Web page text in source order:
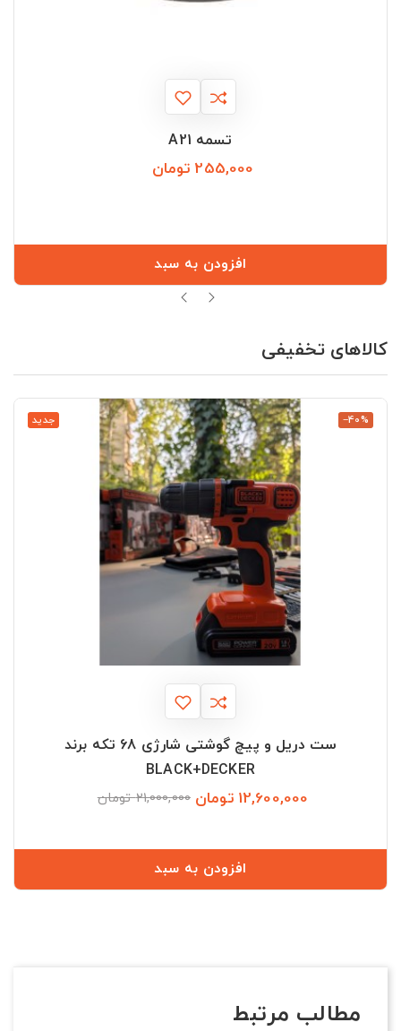
تسمه A21
255,000 تومان
افزودن به سبد
کالاهای تخفیفی
جدید ‎−40%
ست دریل و پیچ گوشتی شارژی 68 تکه برند
BLACK+DECKER
12,600,000 تومان 21,000,000 تومان
افزودن به سبد
مطالب مرتبط